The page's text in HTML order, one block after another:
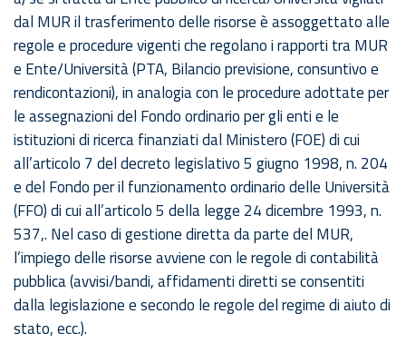
dal MUR il trasferimento delle risorse è assoggettato alle
regole e procedure vigenti che regolano i rapporti tra MUR
e Ente/Università (PTA, Bilancio previsione, consuntivo e
rendicontazioni), in analogia con le procedure adottate per
le assegnazioni del Fondo ordinario per gli enti e le
istituzioni di ricerca finanziati dal Ministero (FOE) di cui
all’articolo 7 del decreto legislativo 5 giugno 1998, n. 204
e del Fondo per il funzionamento ordinario delle Università
(FFO) di cui all’articolo 5 della legge 24 dicembre 1993, n.
537,. Nel caso di gestione diretta da parte del MUR,
l’impiego delle risorse avviene con le regole di contabilità
pubblica (avvisi/bandi, affidamenti diretti se consentiti
dalla legislazione e secondo le regole del regime di aiuto di
stato, ecc.).